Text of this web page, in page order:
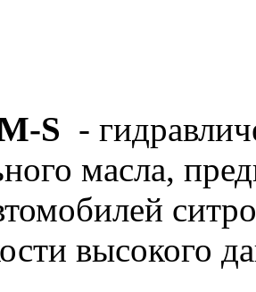
S -
масла,
высокого